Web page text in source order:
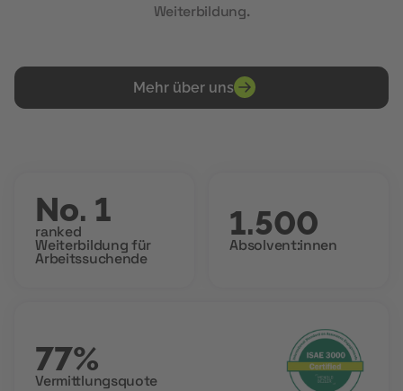
Weiterbildung.
Mehr über uns
No. 1
ranked
Weiterbildung für
Arbeitssuchende
1.500
Absolvent:innen
77%
Vermittlungsquote